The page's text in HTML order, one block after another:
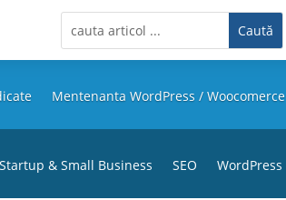
Mentenanta WordPress / Woocomerce
Startup & Small Business SEO WordPress